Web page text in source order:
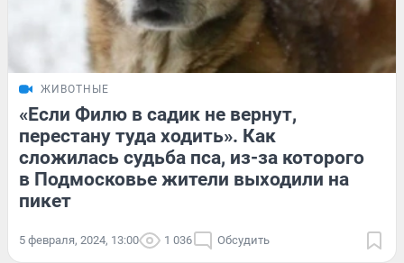
ЖИВОТНЫЕ
«Если Филю в садик не вернут,
перестану туда ходить». Как
сложилась судьба пса, из-за которого
в Подмосковье жители выходили на
пикет
5 февраля, 2024, 13:00 1 036 Обсудить